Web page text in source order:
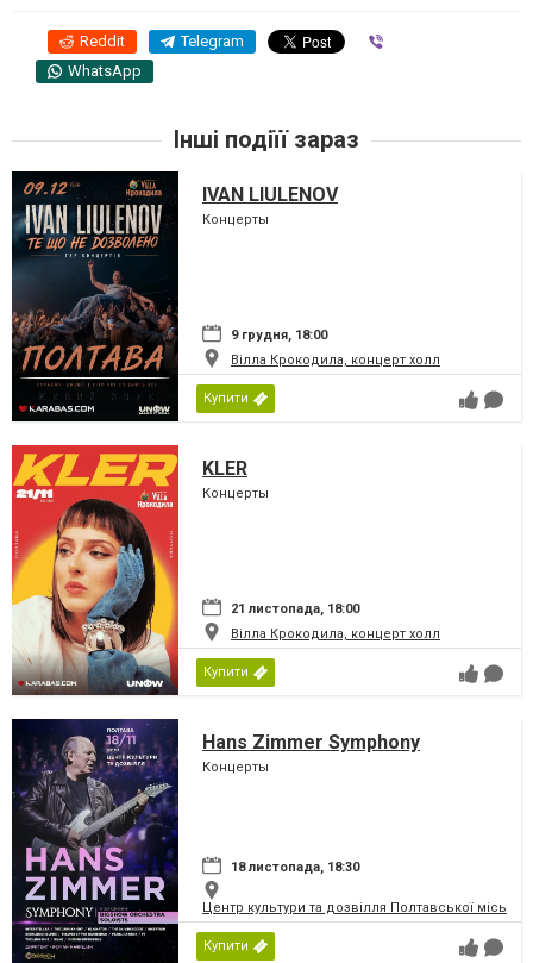
Reddit Telegram
WhatsApp
Інші подіїї зараз
IVAN LIULENOV
Концерты
9 грудня, 18:00
Вілла Крокодила, концерт холл
Купити
KLER
Концерты
21 листопада, 18:00
Вілла Крокодила, концерт холл
Купити
Hans Zimmer Symphony
Концерты
18 листопада, 18:30
Центр культури та дозвілля Полтавської
Купити